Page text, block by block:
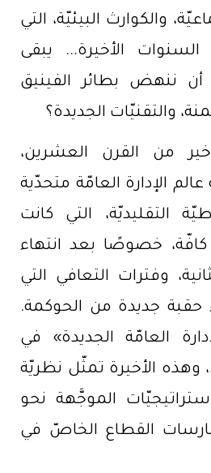
والكوارث البيئيّة، التي
الأخيرة... يبقى
ننهض بطائر الفينيق
والتقنيّات الجديدة؟
من القرن العشرين،
الإدارة العامّة متحدّية
التقليديّة، التي كانت
كافّة، خصوصًا بعد انتهاء
وفترات التعافي التي
حقبة جديدة من الحوكمة.
العامّة الجديدة» في
وهذه الأخيرة تمثّل نظريّة
الموجَّهة نحو
القطاع الخاصّ في